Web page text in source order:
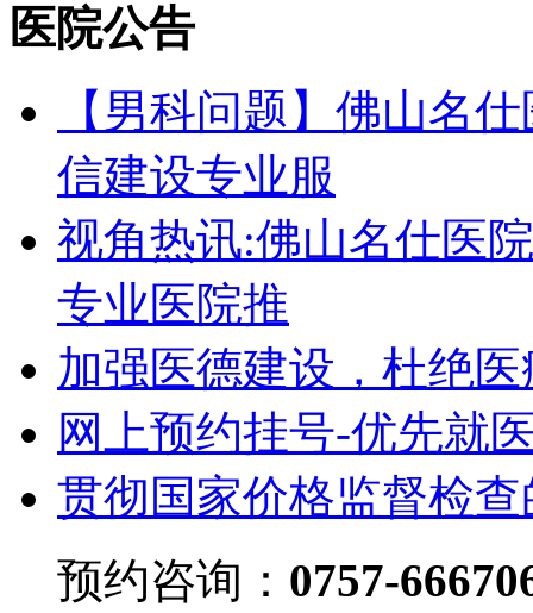
医院公告
【男科问题】佛山名
信建设专业服
视角热讯:佛山名仕医
专业医院推
加强医德建设，杜绝
网上预约挂号-优先就
贯彻国家价格监督检
预约咨询： 0757-